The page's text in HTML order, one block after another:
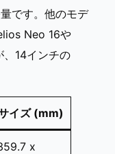
です。他のモデ
Neo 16や
14インチの
イズ (mm)
x